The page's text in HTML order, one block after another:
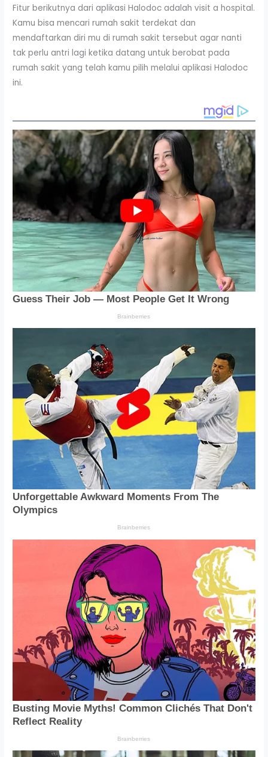
Fitur berikutnya dari aplikasi Halodoc adalah visit a hospital.
Kamu bisa mencari rumah sakit terdekat dan
mendaftarkan diri mu di rumah sakit tersebut agar nanti
tak perlu antri lagi ketika datang untuk berobat pada
rumah sakit yang telah kamu pilih melalui aplikasi Halodoc
ini.